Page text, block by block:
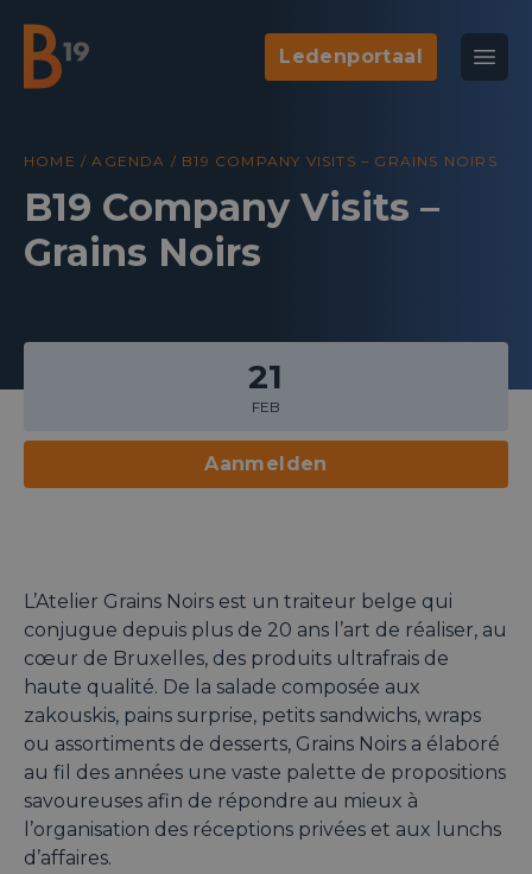
National Business Club & Networking
Ledenportaal
HOME /AGENDA / B19 COMPANY VISITS – GRAINS NOIRS
B19 Company Visits –
Grains Noirs
21
FEB
Aanmelden
L’Atelier Grains Noirs est un traiteur belge qui
conjugue depuis plus de 20 ans l’art de réaliser, au
cœur de Bruxelles, des produits ultrafrais de
haute qualité. De la salade composée aux
zakouskis, pains surprise, petits sandwichs, wraps
ou assortiments de desserts, Grains Noirs a élaboré
au fil des années une vaste palette de propositions
savoureuses afin de répondre au mieux à
l’organisation des réceptions privées et aux lunchs
d’affaires.